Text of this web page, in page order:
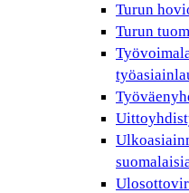
Turun
Turun